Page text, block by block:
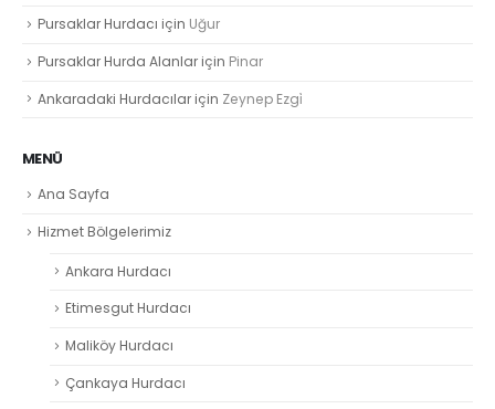
Pursaklar Hurdacı için Uğur
Pursaklar Hurda Alanlariçin Pinar
Ankaradaki Hurdacılariçin Zeynep Ezgi̇
MENÜ
Ana Sayfa
Hizmet Bölgelerimiz
Ankara Hurdacı
Etimesgut Hurdacı
Maliköy Hurdacı
Çankaya Hurdacı